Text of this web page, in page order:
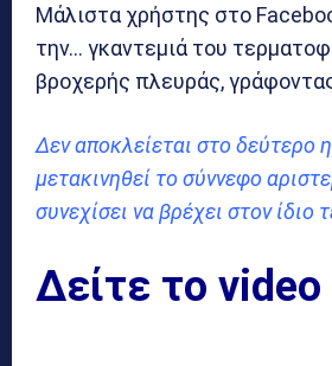
Μάλιστα χρήστης στο
την… γκαντεμιά του
βροχερής πλευράς,
Δεν αποκλείεται στο δεύτερο
μετακινηθεί το σύννεφο
συνεχίσει να βρέχει στον
Δείτε το video